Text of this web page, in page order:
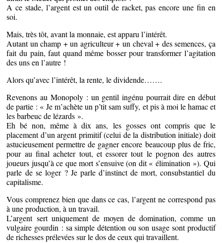
A ce stade, l’argent est un outil de racket, pas encore une fin en
soi.
Mais, très tôt, avant la monnaie, est apparu l’intérêt.
Autant un champ + un agriculteur + un cheval + des semences, ça
fait du pain, faut quand même bosser pour transformer l’agitation
des uns en l’autre !
Alors qu’avec l’intérêt, la rente, le dividende…….
Revenons au Monopoly : un gentil ingénu pourrait dire en début
de partie : « Je m’achète un p’tit sam suffy, et pis à moi le hamac et
les barbeuc de lézards ».
Eh bé non, même à dix ans, les gosses ont compris que le
placement d’un argent primitif (celui de la distribution initiale) doit
astucieusement permettre de gagner encore beaucoup plus de fric,
pour au final acheter tout, et essorer tout le pognon des autres
joueurs jusqu’à ce que mort s’ensuive (on dit « élimination »). Qui
parle de se loger ? Je parle d’instinct de mort, consubstantiel du
capitalisme.
Vous comprenez bien que dans ce cas, l’argent ne correspond pas
à une production, à un travail.
L’argent sert uniquement de moyen de domination, comme un
vulgaire gourdin : sa simple détention ou son usage sont productif
de richesses prélevées sur le dos de ceux qui travaillent.